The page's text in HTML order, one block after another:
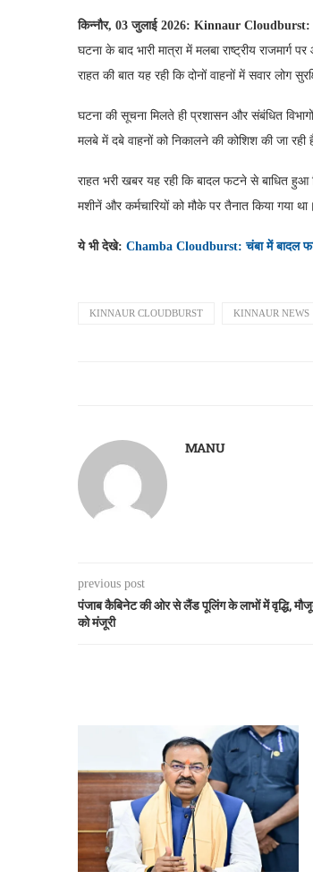
किन्नौर, 03 जुलाई 2026: Kinnaur Cloudburst:
घटना के बाद भारी मात्रा में मलबा राष्ट्रीय
राहत की बात यह रही कि दोनों वाहनों में सवार लोग
घटना की सूचना मिलते ही प्रशासन और संबंधित
मलबे में दबे वाहनों को निकालने की कोशिश की जा
राहत भरी खबर यह रही कि बादल फटने से बाधित हुआ
मशीनें और कर्मचारियों को मौके पर तैनात किया गया
ये भी देखे: Chamba Cloudburst: चंबा में बादल
KINNAUR CLOUDBURST KINNAUR NEWS
MANU
previous post
पंजाब कैबिनेट की ओर से लैंड पूलिंग के लाभों में वृद्धि,
को मंजूरी